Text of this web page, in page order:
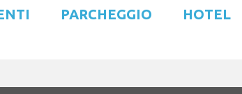
PARCHEGGIO HOTEL